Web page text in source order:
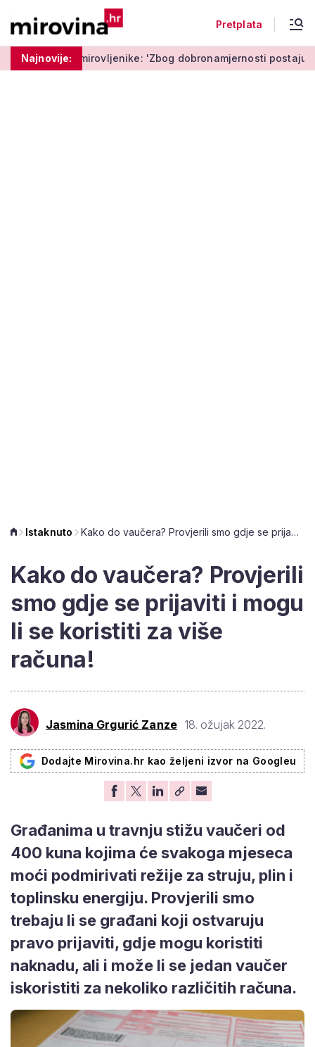
Pretplata
Najnovije:'Zbog dobronamjernosti postaju meta prijevare'
Istaknuto Kako do vaučera? Provjerili smo gdje se prijaviti i mogu li se koristiti za više računa!
Kako do vaučera? Provjerili
smo gdje se prijaviti i mogu
li se koristiti za više
računa!
Jasmina Grgurić Zanze 18. ožujak 2022.
Dodajte Mirovina.hr kao željeni izvor na Googleu
Građanima u travnju stižu vaučeri od
400 kuna kojima će svakoga mjeseca
moći podmirivati režije za struju, plin i
toplinsku energiju. Provjerili smo
trebaju li se građani koji ostvaruju
pravo prijaviti, gdje mogu koristiti
naknadu, ali i može li se jedan vaučer
iskoristiti za nekoliko različitih računa.